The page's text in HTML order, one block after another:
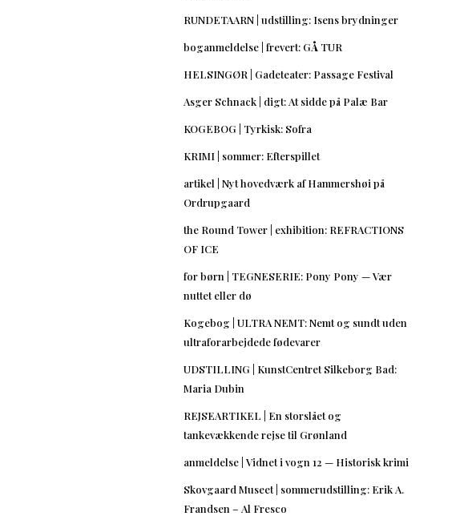
RUNDETAARN | udstilling: Isens brydninger
boganmeldelse | frevert: GÅ TUR
HELSINGØR | Gadeteater: Passage Festival
Asger Schnack | digt: At sidde på Palæ Bar
KOGEBOG | Tyrkisk: Sofra
KRIMI | sommer: Efterspillet
artikel | Nyt hovedværk af Hammershøi på
Ordrupgaard
the Round Tower | exhibition: REFRACTIONS
OF ICE
for børn | TEGNESERIE: Pony Pony — Vær
nuttet eller dø
Kogebog | ULTRA NEMT: Nemt og sundt uden
ultraforarbejdede fødevarer
UDSTILLING | KunstCentret Silkeborg Bad:
Maria Dubin
REJSEARTIKEL | En storslået og
tankevækkende rejse til Grønland
anmeldelse | Vidnet i vogn 12 — Historisk krimi
Skovgaard Museet | sommerudstilling: Erik A.
Frandsen – Al Fresco